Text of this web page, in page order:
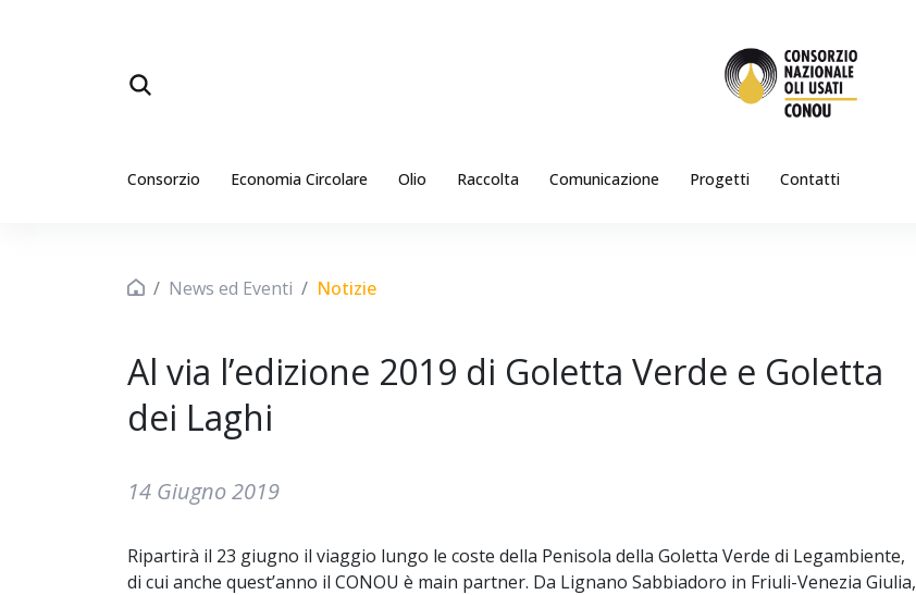
Consorzio Economia Circolare Olio Raccolta Comunicazione Progetti Contatti
News ed Eventi Notizie
Al via l’edizione 2019 di Goletta Verde e Goletta
dei Laghi
14 Giugno 2019
Ripartirà il 23 giugno il viaggio lungo le coste della Penisola della Goletta Verde di Legambiente,
di cui anche quest’anno il CONOU è main partner. Da Lignano Sabbiadoro in Friuli-Venezia Giulia,